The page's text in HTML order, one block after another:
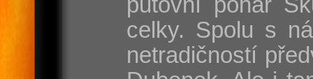
celky. Spolu s
netradičností